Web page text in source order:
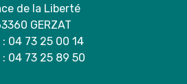
de la Liberté
GERZAT
: 04 73 25 00 14
: 04 73 25 89 50